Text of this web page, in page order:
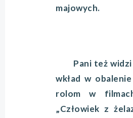
majowych.
Pani też
wkład w
rolom w
„Człowiek z